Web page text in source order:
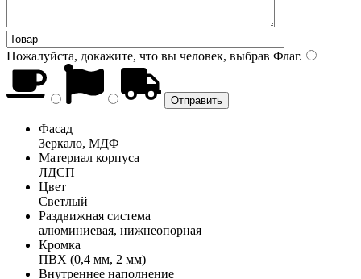
Пожалуйста, докажите, что вы человек, выбрав Флаг.
Фасад
Зеркало, МДФ
Материал корпуса
ЛДСП
Цвет
Светлый
Раздвижная система
алюминиевая, нижнеопорная
Кромка
ПВХ (0,4 мм, 2 мм)
Внутреннее наполнение